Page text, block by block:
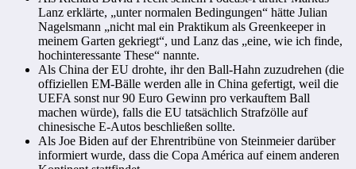
Lanz erklärte, „unter normalen Bedingungen“ hätte Julian
Nagelsmann „nicht mal ein Praktikum als Greenkeeper in
meinem Garten gekriegt“, und Lanz das „eine, wie ich finde,
hochinteressante These“ nannte.
Als China der EU drohte, ihr den Ball-Hahn zuzudrehen (die
offiziellen EM-Bälle werden alle in China gefertigt, weil die
UEFA sonst nur 90 Euro Gewinn pro verkauftem Ball
machen würde), falls die EU tatsächlich Strafzölle auf
chinesische E-Autos beschließen sollte.
Als Joe Biden auf der Ehrentribüne von Steinmeier darüber
informiert wurde, dass die Copa América auf einem anderen